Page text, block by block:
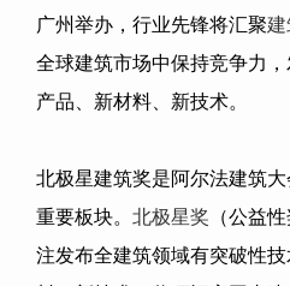
广州举办，行业先锋将汇聚建
全球建筑市场中保持竞争力
产品、新材料、新技术。
北极星建筑奖是阿尔法建筑
重要板块。 北极星奖 （公益
注发布全建筑领域有突破性